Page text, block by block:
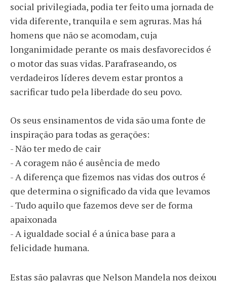
social privilegiada, podia ter feito uma jornada de
vida diferente, tranquila e sem agruras. Mas há
homens que não se acomodam, cuja
longanimidade perante os mais desfavorecidos é
o motor das suas vidas. Parafraseando, os
verdadeiros líderes devem estar prontos a
sacrificar tudo pela liberdade do seu povo.
Os seus ensinamentos de vida são uma fonte de
inspiração para todas as gerações:
- Não ter medo de cair
- A coragem não é ausência de medo
- A diferença que fizemos nas vidas dos outros é
que determina o significado da vida que levamos
- Tudo aquilo que fazemos deve ser de forma
apaixonada
- A igualdade social é a única base para a
felicidade humana.
Estas são palavras que Nelson Mandela nos deixou